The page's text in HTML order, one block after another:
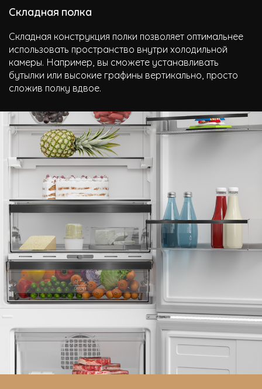
Складная полка
Складная конструкция полки позволяет оптимальнее
использовать пространство внутри холодильной
камеры. Например, вы сможете устанавливать
бутылки или высокие графины вертикально, просто
сложив полку вдвое.